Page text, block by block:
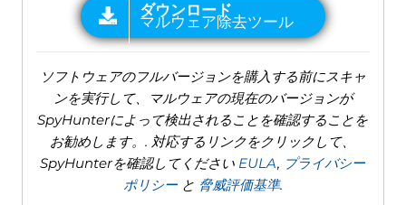
ソフトウェアのフルバージョンを購入する前にスキャ
ンを実行して、マルウェアの現在のバージョンが
SpyHunterによって検出されることを確認することを
お勧めします。. 対応するリンクをクリックして、
SpyHunterを確認してください EULA, プライバシー
ポリシーと 脅威評価基準.